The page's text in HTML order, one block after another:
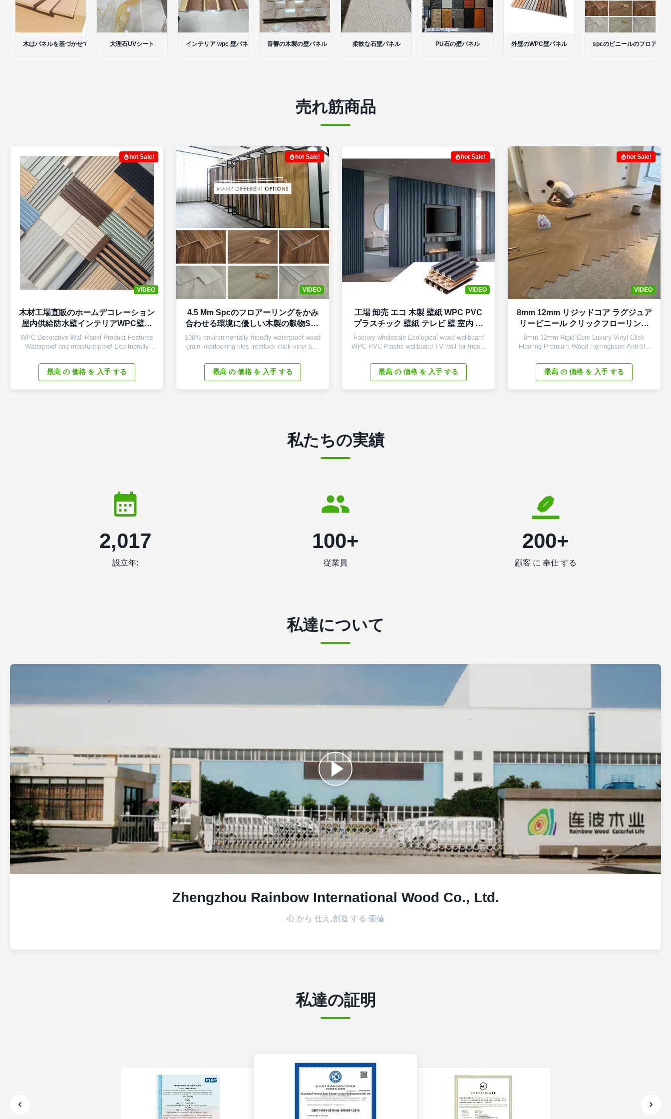
木はパネルを基づかせていた 大理石UVシート インテリア wpc 壁パネル 音響の木製の壁パネル 柔軟な石壁パネル PU石の壁パネル 外壁のWPC壁パネル spcのビニールのフロアーリ
売れ筋商品
hot Sale!
VIDEO
木材工場直販のホームデコレーション
屋内供給防水壁インテリアWPC壁パ
ネル
WPC Decorative Wall Panel Product Features
Waterproof and moisture-proof Eco-friendly
level) Easy to clean and maintain Good
thermal insulation properties Specifications
Material Wood Plastic Composite (Bamboo,
Plastic, Wood) Size 170*24mm (Single ...
最高 の 価格 を 入手 する
hot Sale!
VIDEO
4.5 Mm Spcのフロアーリングをかみ
合わせる環境に優しい木製の穀物Spc
のフロアーリング
100% environmentally friendly waterproof wood
grain interlocking tiles interlock click vinyl spc
Composite (SPC): The SPC vinyl base plate is
centered around a stone plastic composite
layer. This is a composite material composed
of stone powder, polymer ...
最高 の 価格 を 入手 する
hot Sale!
VIDEO
工場 卸売 エコ 木製 壁紙 WPC PVC
プラスチック 壁紙 テレビ 壁 室内 室
外 カスタム カラー
Factory wholesale Ecological wood wallboard
WPC PVC Plastic wallboard TV wall for Indoor
name wood plastic composite wall panel Color
will send E-catalog for your choose Size
3000mm*160mm*22mm
3000mm*155mm*18mm (Length can be
最高 の 価格 を 入手 する
hot Sale!
VIDEO
8mm 12mm リジッドコア ラグジュア
リービニール クリックフローリング
プレミアムウッド ヘリンボーン 防滑
Piso SPC クリック 5 mm 板フローリ
8mm 12mm Rigid Core Luxury Vinyl Click
Flooring Premium Wood Herringbone Anti-slip
Attributes Attribute Value Surface Treatment
UV Coating Feature Anti-Scratch, Waterproof,
Anti-Slip, Wear Resistant Use Indoor Product
Type SPC Flooring Material PVC ...
最高 の 価格 を 入手 する
私たちの実績
2,017
設立年:
100+
従業員
200+
顧客 に 奉仕 する
私達について
Zhengzhou Rainbow International Wood Co., Ltd.
心 から 仕え,創造 する 価値
私達の証明